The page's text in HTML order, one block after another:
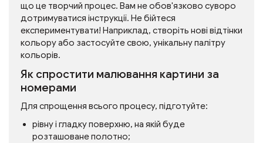
що це творчий процес. Вам не обов'язково суворо
дотримуватися інструкції. Не бійтеся
експериментувати! Наприклад, створіть нові відтінки
кольору або застосуйте свою, унікальну палітру
кольорів.
Як спростити малювання картини за
номерами
Для спрощення всього процесу, підготуйте:
рівну і гладку поверхню, на якій буде
розташоване полотно;